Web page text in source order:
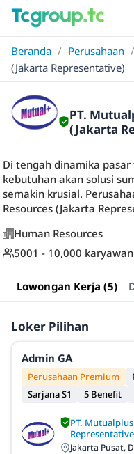
Beranda / Perusahaan /
(Jakarta Representative)
PT.
(Jakarta
Di tengah dinamika
kebutuhan akan solusi
semakin krusial.
Resources (Jakarta
Human Resources
5001 - 10,000 karyawan
Lowongan Kerja (5)
Loker Pilihan
Admin GA
Perusahaan Premium
Sarjana S1
5 Benefit
PT.
Jakarta Pusat,